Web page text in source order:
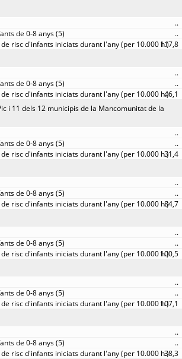
..
..
117,8
..
..
46,1
i 11 dels 12 municipis de la Mancomunitat de la
..
..
31,4
..
..
84,7
..
..
100,5
..
..
107,1
..
..
38,3